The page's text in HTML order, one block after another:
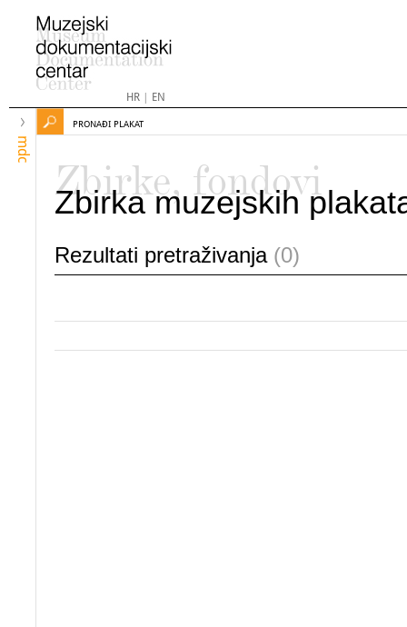
HR| EN
mdc
PRONAĐI PLAKAT
Zbirke, fondovi
Zbirka muzejskih
Rezultati pretraživanja (0)